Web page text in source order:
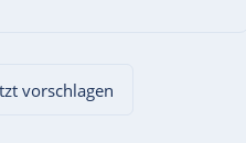
vorschlagen